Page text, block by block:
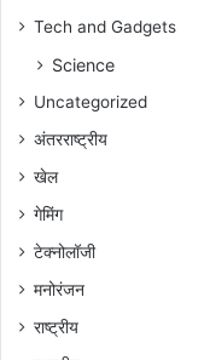
Tech and Gadgets
Science
Uncategorized
अंतरराष्ट्रीय
खेल
गेमिंग
टेक्नोलॉजी
मनोरंजन
राष्ट्रीय